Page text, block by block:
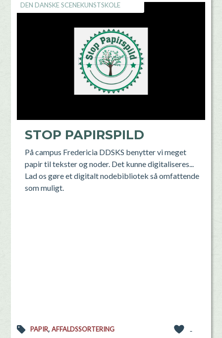
DEN DANSKE SCENEKUNSTSKOLE
STOP PAPIRSPILD
På campus Fredericia DDSKS benytter vi meget
papir til tekster og noder. Det kunne digitaliseres...
Lad os gøre et digitalt nodebibliotek så omfattende
som muligt.
PAPIR, AFFALDSSORTERING -